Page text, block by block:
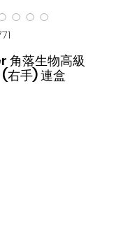
角落生物高級
右手) 連盒